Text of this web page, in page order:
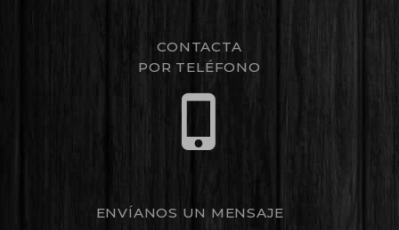
CONTACTA
POR TELÉFONO
ENVÍANOS UN MENSAJE